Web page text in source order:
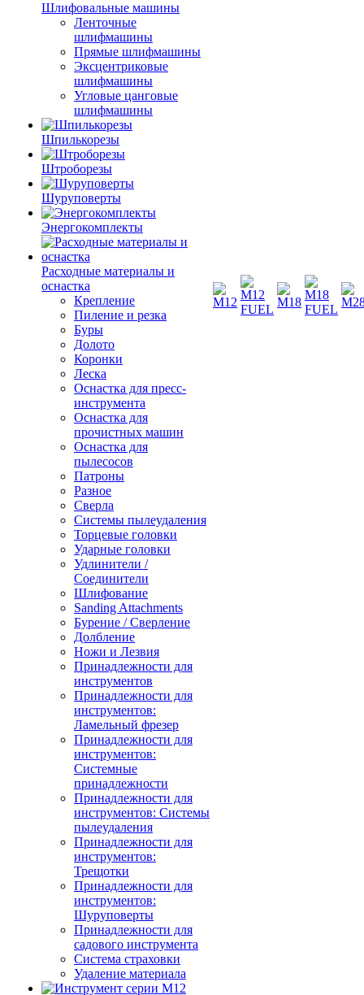
Шлифовальные машины
Ленточные
шлифмашины
Прямые шлифмашины
Эксцентриковые
шлифмашины
Угловые цанговые
шлифмашины
Шпилькорезы
Штроборезы
Шуруповерты
Энергокомплекты
Расходные материалы и
оснастка
Крепление
Пиление и резка
Буры
Долото
Коронки
Леска
Оснастка для пресс-
инструмента
Оснастка для
прочистных машин
Оснастка для
пылесосов
Патроны
Разное
Сверла
Системы пылеудаления
Торцевые головки
Ударные головки
Удлинители /
Соединители
Шлифование
Sanding Attachments
Бурение / Сверление
Долбление
Ножи и Лезвия
Принадлежности для
инструментов
Принадлежности для
инструментов:
Ламельный фрезер
Принадлежности для
инструментов:
Системные
принадлежности
Принадлежности для
инструментов: Системы
пылеудаления
Принадлежности для
инструментов:
Трещотки
Принадлежности для
инструментов:
Шуруповерты
Принадлежности для
садового инструмента
Система страховки
Удаление материала